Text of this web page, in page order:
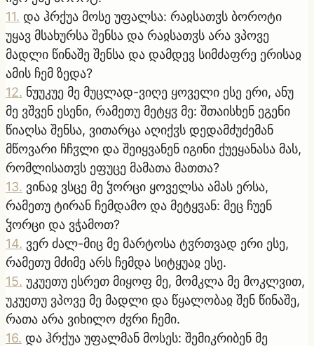
11. და ჰრქუა მოსე უფალსა: რაჲსათჳს ბოროტი
უყავ მსახურსა შენსა და რაჲსათჳს არა ვპოვე
მადლი წინაშე შენსა და დამდევ სიმძაფრე ერისაჲ
ამის ჩემ ზედა?
12. ნუუკუე მე მუცლად-ვიღე ყოველი ესე ერი, ანუ
მე ვშვენ ესენი, რამეთუ მეტყჳ მე: შთაისხენ ეგენი
წიაღსა შენსა, ვითარცა აღიქჳს დედამძუძემან
მწოვარი ჩჩჳლი და შეიყვანენ იგინი ქუეყანასა მას,
რომლისათჳს ეფუცე მამათა მათთა?
13. ვინაჲ ვსცე მე ჴორცი ყოველსა ამას ერსა,
რამეთუ ტირან ჩემდამო და მეტყჳან: მეც ჩუენ
ჴორცი და ვჭამოთ?
14. ვერ ძალ-მიც მე მარტოსა ტჳრთვად ერი ესე,
რამეთუ მძიმე არს ჩემდა სიტყუაჲ ესე.
15. უკუეთუ ესრეთ მიყოფ მე, მომკლა მე მოკლვით,
უკუეთუ ვპოვე მე მადლი და წყალობაჲ შენ წინაშე,
რათა არა ვიხილო ძჳრი ჩემი.
16. და ჰრქუა უფალმან მოსეს: შემიკრიბენ მე